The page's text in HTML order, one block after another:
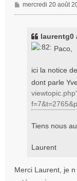
M
e
mercredi 20 août
laurentg0
Paco,
ici la notice
dont parle
Tiens nous
Laurent
Merci Laurent, je